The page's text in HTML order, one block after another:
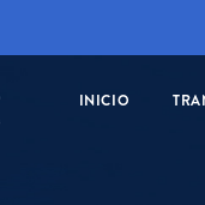
NAVIGATION
INICIO